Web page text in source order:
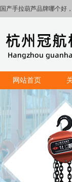
国产手拉葫芦品牌哪个好
网站首页